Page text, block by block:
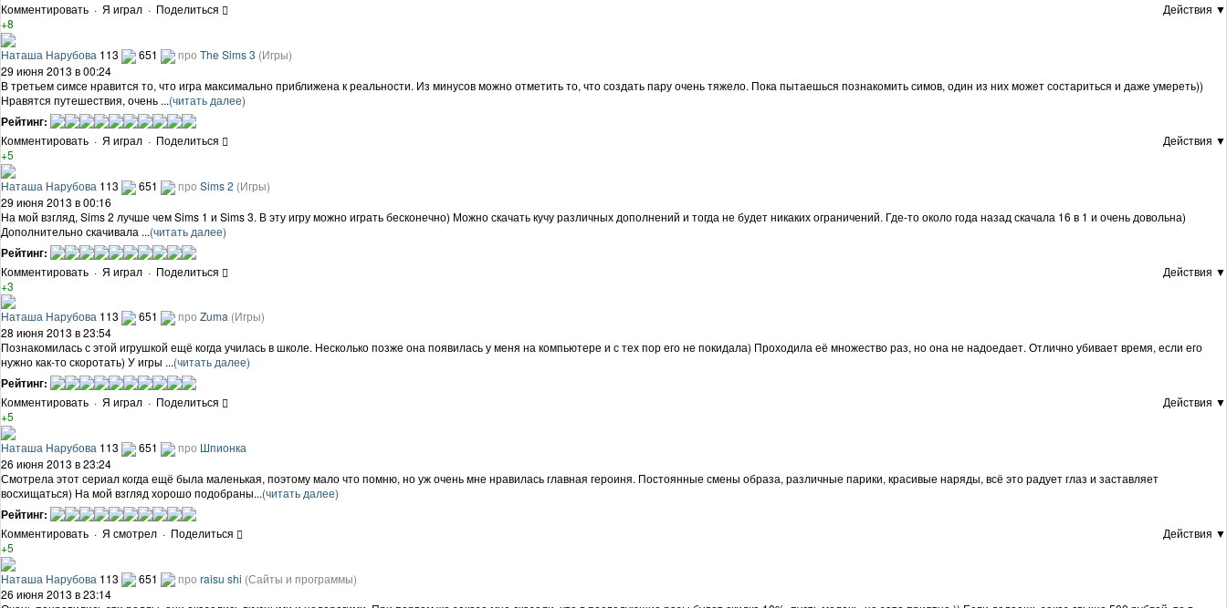
Комментировать · Я играл · Поделиться
Действия ▼
+8
Наташа Нарубова 113 651 про The Sims 3 (Игры)
29 июня 2013 в 00:24
В третьем симсе нравится то, что игра максимально приближена к реальности. Из минусов можно отметить то, что создать пару очень тяжело. Пока пытаешься познакомить симов, один из них может состариться и даже умереть))
Нравятся путешествия, очень ...(читать далее)
Рейтинг:
Комментировать · Я играл · Поделиться
Действия ▼
+5
Наташа Нарубова 113 651 про Sims 2 (Игры)
29 июня 2013 в 00:16
На мой взгляд, Sims 2 лучше чем Sims 1 и Sims 3. В эту игру можно играть бесконечно) Можно скачать кучу различных дополнений и тогда не будет никаких ограничений. Где-то около года назад скачала 16 в 1 и очень довольна)
Дополнительно скачивала ...(читать далее)
Рейтинг:
Комментировать · Я играл · Поделиться
Действия ▼
+3
Наташа Нарубова 113 651 про Zuma (Игры)
28 июня 2013 в 23:54
Познакомилась с этой игрушкой ещё когда училась в школе. Несколько позже она появилась у меня на компьютере и с тех пор его не покидала) Проходила её множество раз, но она не надоедает. Отлично убивает время, если его
нужно как-то скоротать) У игры ...(читать далее)
Рейтинг:
Комментировать · Я играл · Поделиться
Действия ▼
+5
Наташа Нарубова 113 651 про Шпионка
26 июня 2013 в 23:24
Смотрела этот сериал когда ещё была маленькая, поэтому мало что помню, но уж очень мне нравилась главная героиня. Постоянные смены образа, различные парики, красивые наряды, всё это радует глаз и заставляет
восхищаться) На мой взгляд хорошо подобраны...(читать далее)
Рейтинг:
Комментировать · Я смотрел · Поделиться
Действия ▼
+5
Наташа Нарубова 113 651 про raisu shi (Сайты и программы)
26 июня 2013 в 23:14